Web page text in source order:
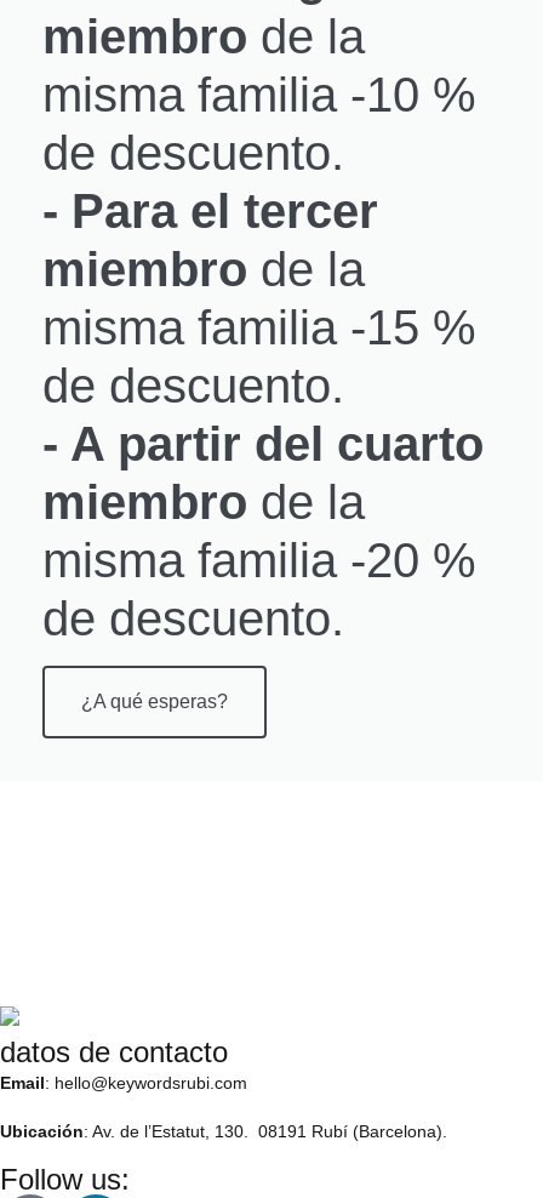
miembro de la
misma familia -10 %
de descuento.
- Para el tercer
miembro de la
misma familia -15 %
de descuento.
- A partir del cuarto
miembro de la
misma familia -20 %
de descuento.
¿A qué esperas?
datos de contacto
Email: hello@keywordsrubi.com
Ubicación: Av. de l’Estatut, 130. 08191 Rubí (Barcelona).
Follow us: